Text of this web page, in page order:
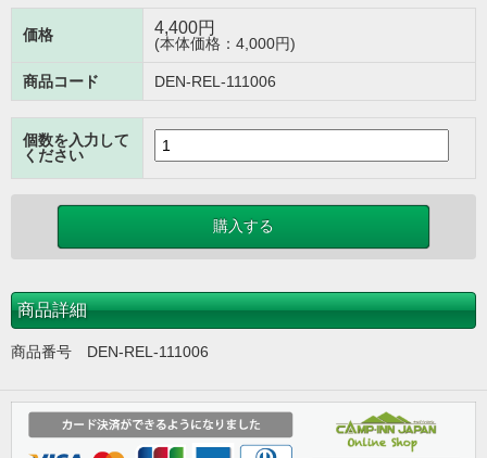
価格 4,400円
(本体価格：4,000円)
商品コード DEN-REL-111006
個数を入力して
ください
商品詳細
商品番号 DEN-REL-111006